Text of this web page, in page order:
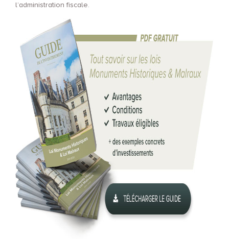
l’administration fiscale.